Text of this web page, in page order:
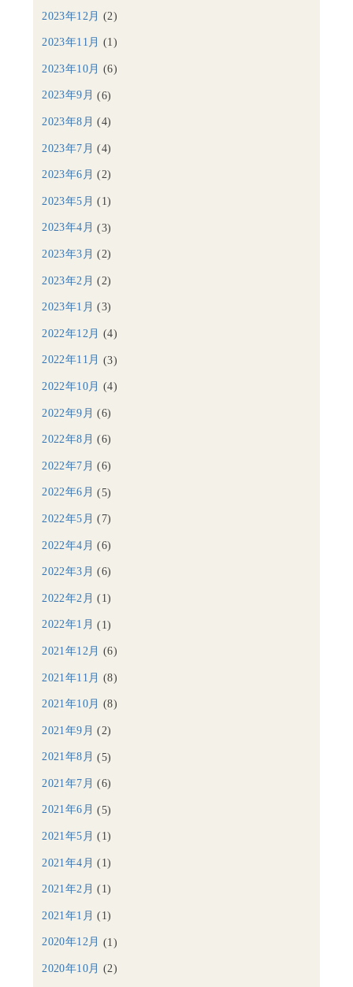
2023年12月 (2)
2023年11月 (1)
2023年10月 (6)
2023年9月 (6)
2023年8月 (4)
2023年7月 (4)
2023年6月 (2)
2023年5月 (1)
2023年4月 (3)
2023年3月 (2)
2023年2月 (2)
2023年1月 (3)
2022年12月 (4)
2022年11月 (3)
2022年10月 (4)
2022年9月 (6)
2022年8月 (6)
2022年7月 (6)
2022年6月 (5)
2022年5月 (7)
2022年4月 (6)
2022年3月 (6)
2022年2月 (1)
2022年1月 (1)
2021年12月 (6)
2021年11月 (8)
2021年10月 (8)
2021年9月 (2)
2021年8月 (5)
2021年7月 (6)
2021年6月 (5)
2021年5月 (1)
2021年4月 (1)
2021年2月 (1)
2021年1月 (1)
2020年12月 (1)
2020年10月 (2)